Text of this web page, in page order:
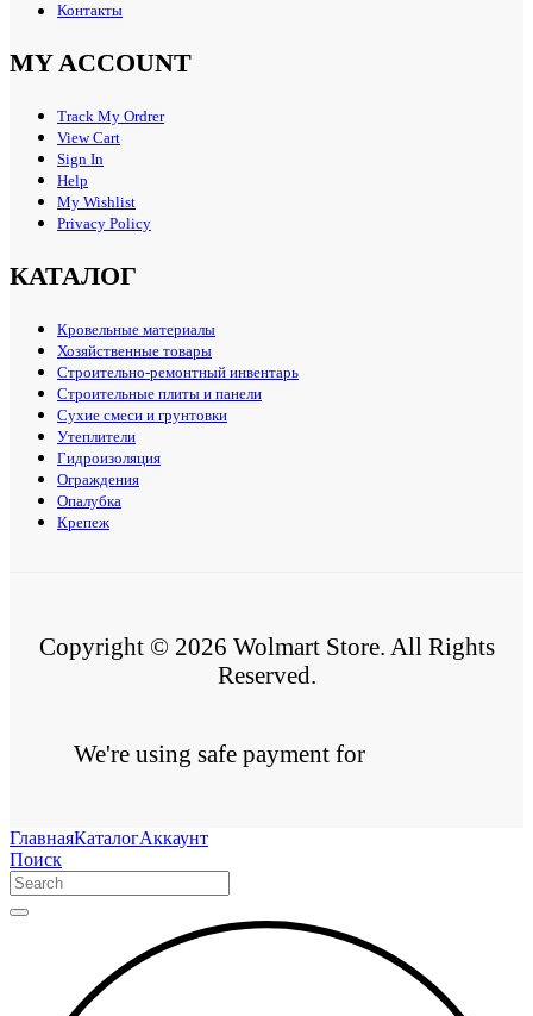
Контакты
MY ACCOUNT
Track My Ordrer
View Cart
Sign In
Help
My Wishlist
Privacy Policy
КАТАЛОГ
Кровельные материалы
Хозяйственные товары
Строительно-ремонтный инвентарь
Строительные плиты и панели
Сухие смеси и грунтовки
Утеплители
Гидроизоляция
Ограждения
Опалубка
Крепеж
Copyright © 2026 Wolmart Store. All Rights
Reserved.
We're using safe payment for
ГлавнаяКаталогАккаунт
Поиск